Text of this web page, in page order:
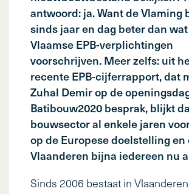
antwoord: ja. Want de Vlaming
sinds jaar en dag beter dan
Vlaamse EPB-verplichtingen
voorschrijven. Meer zelfs: uit
recente EPB-cijferrapport, dat
Zuhal Demir op de
Batibouw2020 besprak, blijkt
bouwsector al enkele jaren
op de Europese doelstelling en
Vlaanderen bijna iedereen nu
Sinds 2006 bestaat in